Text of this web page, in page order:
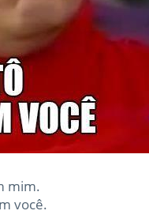
mim.
você.